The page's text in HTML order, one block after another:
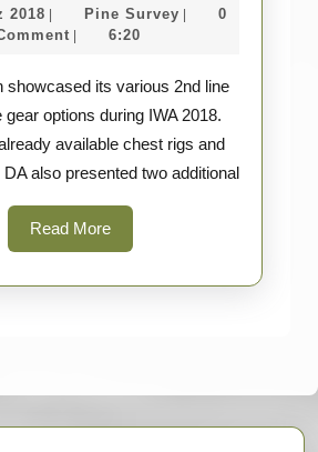
(part
–
Direct
Action
2018 21.
März
Pine Survey Pine
0
6:20
gear options during IWA 2018.
available chest rigs and
also presented two additional
Read MoreRead
More